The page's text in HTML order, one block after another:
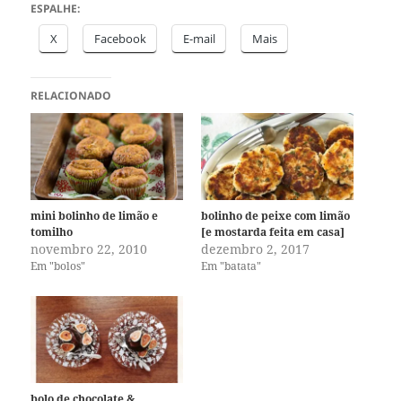
ESPALHE:
X Facebook E-mail Mais
RELACIONADO
mini bolinho de limão e
tomilho
novembro 22, 2010
Em "bolos"
bolinho de peixe com limão
[e mostarda feita em casa]
dezembro 2, 2017
Em "batata"